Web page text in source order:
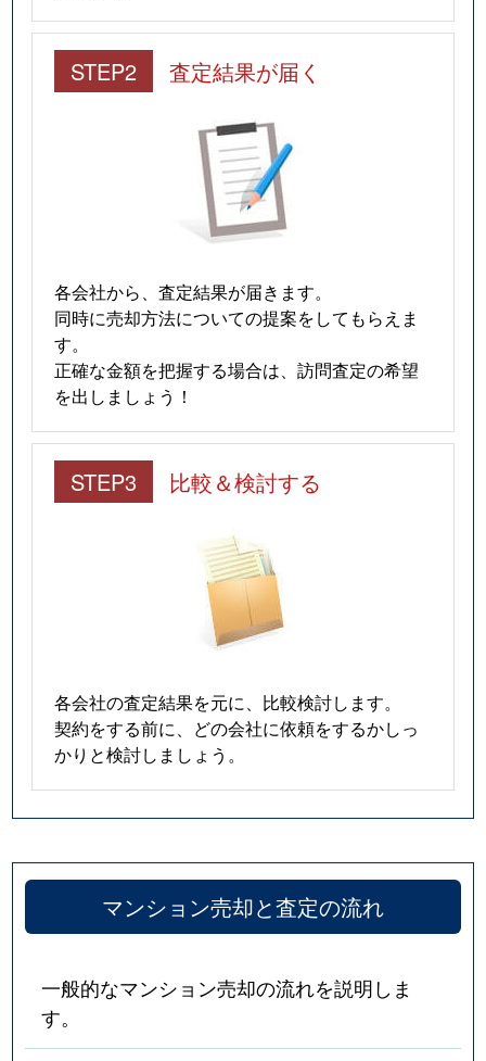
STEP2 査定結果が届く
各会社から、査定結果が届きます。
同時に売却方法についての提案をしてもらえま
す。
正確な金額を把握する場合は、訪問査定の希望
を出しましょう！
STEP3 比較＆検討する
各会社の査定結果を元に、比較検討します。
契約をする前に、どの会社に依頼をするかしっ
かりと検討しましょう。
マンション売却と査定の流れ
一般的なマンション売却の流れを説明しま
す。